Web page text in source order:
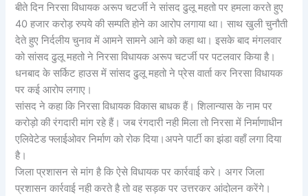
बीते दिन निरसा विधायक अरूप चटर्जी ने सांसद ढुलू महतो पर हमला करते हुए
40 हजार करोड़ रुपये की सम्पति होने का आरोप लगाया था। साथ खुली चुनौती
देते हुए निर्दलीय चुनाव में आमने सामने आने को कहा था। इसके बाद मंगलवार
को सांसद ढुलू महतो ने निरसा विधायक अरूप चटर्जी पर पटलवार किया है।
धनबाद के सर्किट हाउस में सांसद ढुलू महतो ने प्रेस वार्ता कर निरसा विधायक
पर कई आरोप लगाए।
सांसद ने कहा कि निरसा विधायक विकास बाधक हैं। शिलान्यास के नाम पर
करोड़ो की रंगदारी मांग रहे हैं। जब रंगदारी नही मिला तो निरसा में निर्माणाधीन
एलिवेटेड फ्लाईओवर निर्माण को रोक दिया।अपने पार्टी का झंडा वहाँ लगा दिया
है।
जिला प्रशासन से मांग है कि ऐसे विधायक पर कार्रवाई करे। अगर जिला
प्रशासन कार्रवाई नही करते है तो वह सड़क पर उत्तरकर आंदोलन करेंगे।